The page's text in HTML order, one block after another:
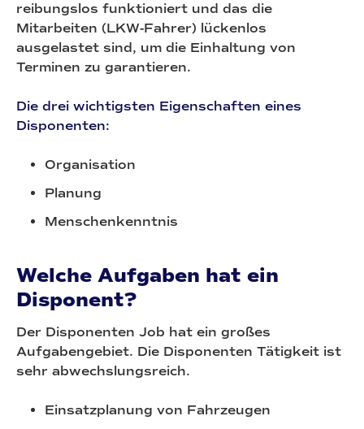
reibungslos funktioniert und das die
Mitarbeiten (LKW-Fahrer) lückenlos
ausgelastet sind, um die Einhaltung von
Terminen zu garantieren.
Die drei wichtigsten Eigenschaften eines
Disponenten:
Organisation
Planung
Menschenkenntnis
Welche Aufgaben hat ein
Disponent?
Der Disponenten Job hat ein großes
Aufgabengebiet. Die Disponenten Tätigkeit ist
sehr abwechslungsreich.
Einsatzplanung von Fahrzeugen